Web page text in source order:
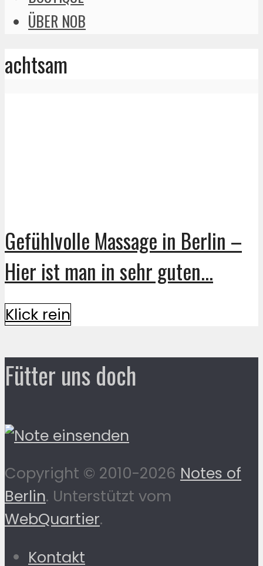
ÜBER NOB
achtsam
Gefühlvolle Massage in Berlin –
Hier ist man in sehr guten...
Klick rein
Fütter uns doch
Copyright © 2010-2026 Notes of
Berlin. Unterstützt vom
WebQuartier.
Kontakt